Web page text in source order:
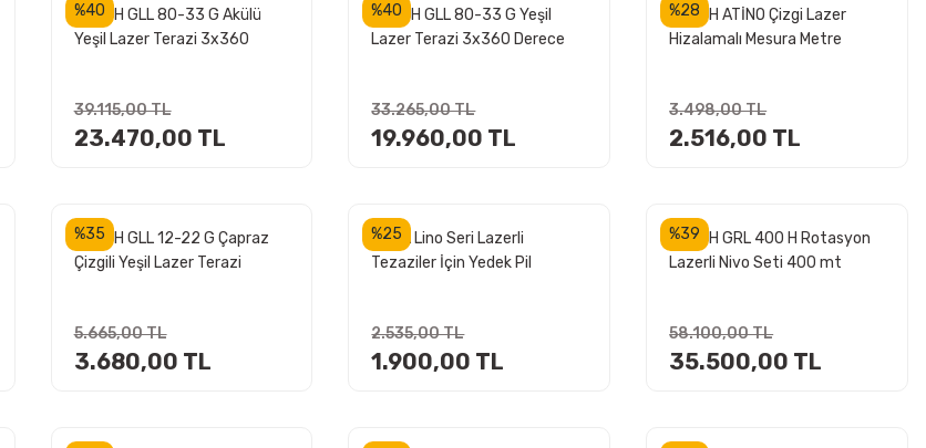
%40
BOSCH GLL 80-33 G Akülü
Yeşil Lazer Terazi 3x360
39.115,00 TL
23.470,00 TL
%40
BOSCH GLL 80-33 G Yeşil
Lazer Terazi 3x360 Derece
33.265,00 TL
19.960,00 TL
%28
BOSCH ATİNO Çizgi Lazer
Hizalamalı Mesura Metre
3.498,00 TL
2.516,00 TL
%35
BOSCH GLL 12-22 G Çapraz
Çizgili Yeşil Lazer Terazi
5.665,00 TL
3.680,00 TL
%25
LEICA Lino Seri Lazerli
Tezaziler İçin Yedek Pil
2.535,00 TL
1.900,00 TL
%39
BOSCH GRL 400 H Rotasyon
Lazerli Nivo Seti 400 mt
58.100,00 TL
35.500,00 TL